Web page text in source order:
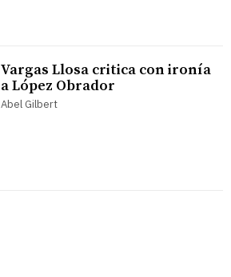
Vargas Llosa critica con ironía
a López Obrador
Abel Gilbert